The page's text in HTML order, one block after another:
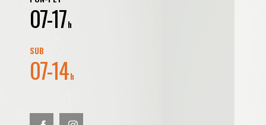
07-17h
SUB
07-14h